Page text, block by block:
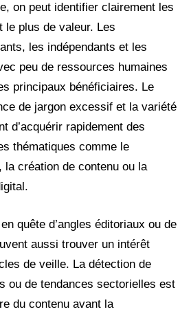
on peut identifier clairement les
le plus de valeur. Les
les indépendants et les
peu de ressources humaines
principaux bénéficiaires. Le
de jargon excessif et la variété
d’acquérir rapidement des
thématiques comme le
la création de contenu ou la
quête d’angles éditoriaux ou de
aussi trouver un intérêt
de veille. La détection de
ou de tendances sectorielles est
du contenu avant la